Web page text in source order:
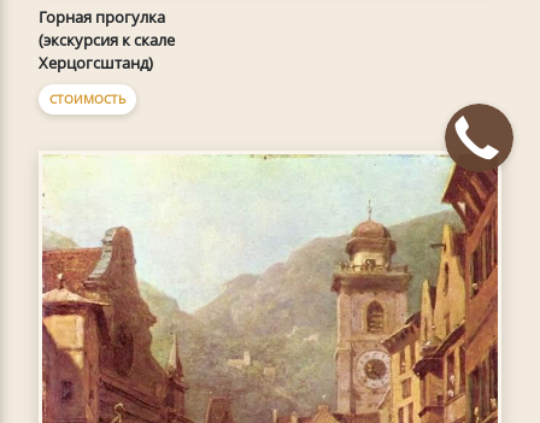
Горная прогулка
(экскурсия к скале
Херцогсштанд)
СТОИМОСТЬ